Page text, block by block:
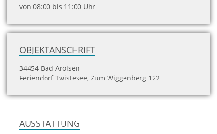
von 08:00 bis 11:00 Uhr
OBJEKTANSCHRIFT
34454 Bad Arolsen
Feriendorf Twistesee, Zum Wiggenberg 122
AUSSTATTUNG